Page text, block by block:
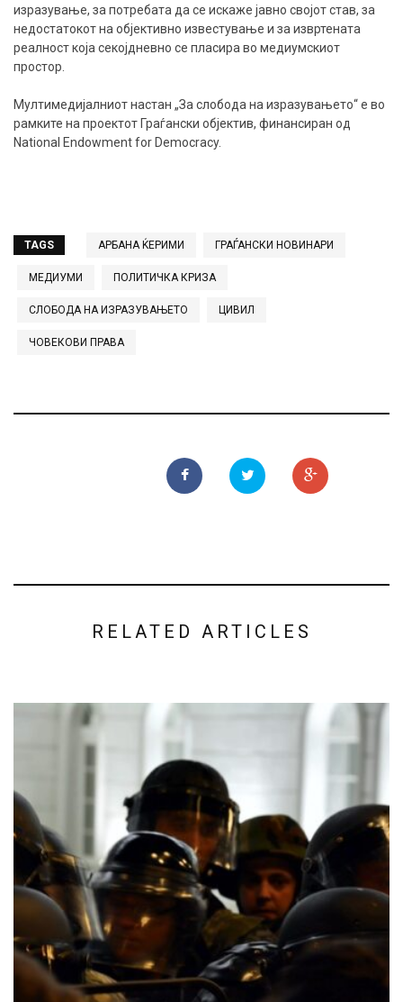
изразување, за потребата да се искаже јавно својот став, за
недостатокот на објективно известување и за извртената
реалност која секојдневно се пласира во медиумскиот
простор.
Мултимедијалниот настан „За слобода на изразувањето“е во
рамките на проектот Граѓански објектив, финансиран од
National Endowment for Democracy.
TAGS АРБАНА ЌЕРИМИ ГРАЃАНСКИ НОВИНАРИ
МЕДИУМИ ПОЛИТИЧКА КРИЗА
СЛОБОДА НА ИЗРАЗУВАЊЕТО ЦИВИЛ
ЧОВЕКОВИ ПРАВА
RELATED ARTICLES